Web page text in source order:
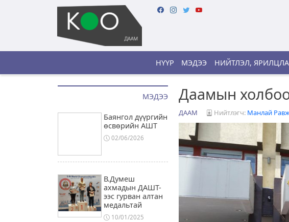
НҮҮР МЭДЭЭ НИЙТЛЭЛ,
МЭДЭЭ
Баянгол дүүргийн
өсвөрийн АШТ
02/06/2026
В.Думеш
ахмадын ДАШТ-
ээс гурван алтан
медальтай
10/01/2025
Даамын
ДААМ Нийтлэгч: Манлай